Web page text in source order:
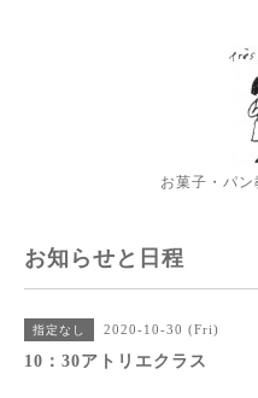
お菓子・パ
お知らせと日程
指定なし 2020-10-30 (Fri)
10：30アトリエクラス